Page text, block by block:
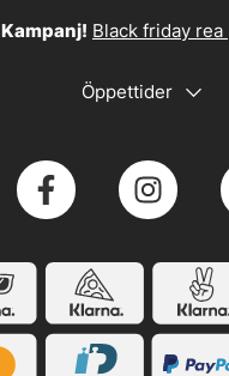
Kampanj! Black friday rea
Öppettider